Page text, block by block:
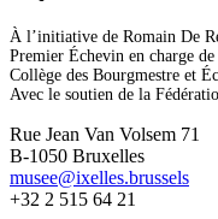
À l’initiative de Romain De
Premier Échevin en charge
Collège des Bourgmestre et
Avec le soutien de la
Rue Jean Van Volsem 71
B-1050 Bruxelles
musee@ixelles.brussels
+32 2 515 64 21